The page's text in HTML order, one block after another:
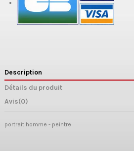
Description
Détails du produit
Avis(0)
portrait homme - peintre